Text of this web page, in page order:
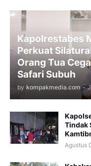
Kapolrestabes
Perkuat
Orang Tua
Safari Subuh
by kompakmedia.com -
Tindak
Agustus